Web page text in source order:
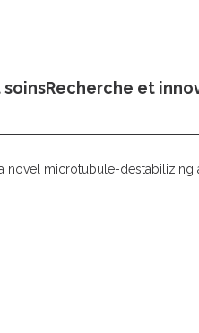
Recherche et
novel microtubule-